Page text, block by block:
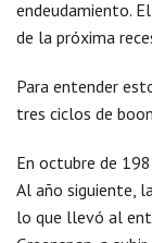
endeudamiento.
de la próxima
Para entender
tres ciclos de
En octubre de
Al año siguiente,
lo que llevó al